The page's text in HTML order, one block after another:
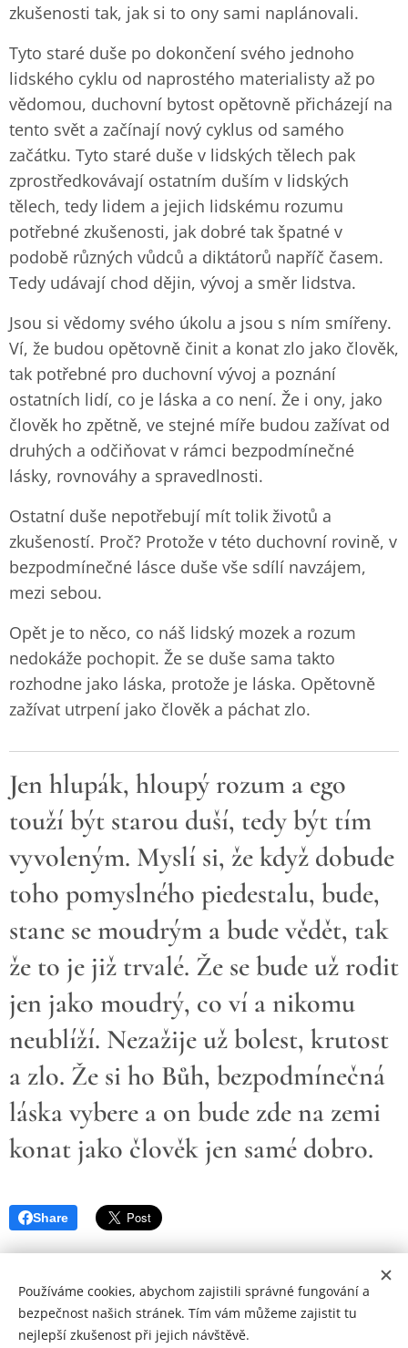
zkušenosti tak, jak si to ony sami naplánovali.
Tyto staré duše po dokončení svého jednoho
lidského cyklu od naprostého materialisty až po
vědomou, duchovní bytost opětovně přicházejí na
tento svět a začínají nový cyklus od samého
začátku. Tyto staré duše v lidských tělech pak
zprostředkovávají ostatním duším v lidských
tělech, tedy lidem a jejich lidskému rozumu
potřebné zkušenosti, jak dobré tak špatné v
podobě různých vůdců a diktátorů napříč časem.
Tedy udávají chod dějin, vývoj a směr lidstva.
Jsou si vědomy svého úkolu a jsou s ním smířeny.
Ví, že budou opětovně činit a konat zlo jako člověk,
tak potřebné pro duchovní vývoj a poznání
ostatních lidí, co je láska a co není. Že i ony, jako
člověk ho zpětně, ve stejné míře budou zažívat od
druhých a odčiňovat v rámci bezpodmínečné
lásky, rovnováhy a spravedlnosti.
Ostatní duše nepotřebují mít tolik životů a
zkušeností. Proč? Protože v této duchovní rovině, v
bezpodmínečné lásce duše vše sdílí navzájem,
mezi sebou.
Opět je to něco, co náš lidský mozek a rozum
nedokáže pochopit. Že se duše sama takto
rozhodne jako láska, protože je láska. Opětovně
zažívat utrpení jako člověk a páchat zlo.
Jen hlupák, hloupý rozum a ego
touží být starou duší, tedy být tím
vyvoleným. Myslí si, že když dobude
toho pomyslného piedestalu, bude,
stane se moudrým a bude vědět, tak
že to je již trvalé. Že se bude už rodit
jen jako moudrý, co ví a nikomu
neublíží. Nezažije už bolest, krutost
a zlo. Že si ho Bůh, bezpodmínečná
láska vybere a on bude zde na zemi
konat jako člověk jen samé dobro.
Share
© Copyright by Zohran 2024 | Všechna práva vyhrazena.
Používáme cookies, abychom zajistili správné fungování a
bezpečnost našich stránek. Tím vám můžeme zajistit tu
nejlepší zkušenost při jejich návštěvě.